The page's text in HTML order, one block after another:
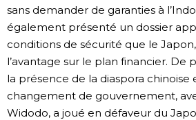
sans demander de garanties à
également présenté un dossier
conditions de sécurité que le
l’avantage sur le plan financier. De
la présence de la diaspora chinoise
changement de gouvernement,
Widodo, a joué en défaveur du